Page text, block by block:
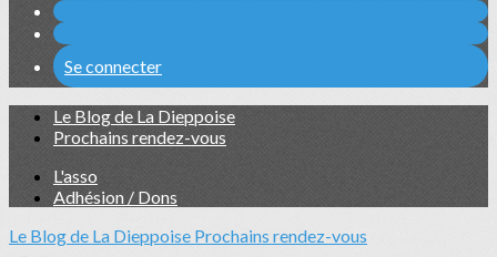
Se connecter
Le Blog de La Dieppoise
Prochains rendez-vous
L'asso
Adhésion / Dons
Le Blog de La Dieppoise Prochains rendez-vous